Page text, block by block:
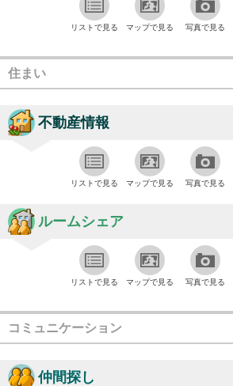
リストで見る マップで見る 写真で見る
住まい
不動産情報
リストで見る マップで見る 写真で見る
ルームシェア
リストで見る マップで見る 写真で見る
コミュニケーション
仲間探し